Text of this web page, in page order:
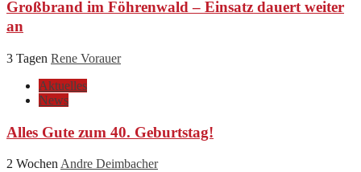
Großbrand im Föhrenwald – Einsatz dauert weiter
an
3 Tagen Rene Vorauer
Aktuelles
News
Alles Gute zum 40. Geburtstag!
2 Wochen Andre Deimbacher